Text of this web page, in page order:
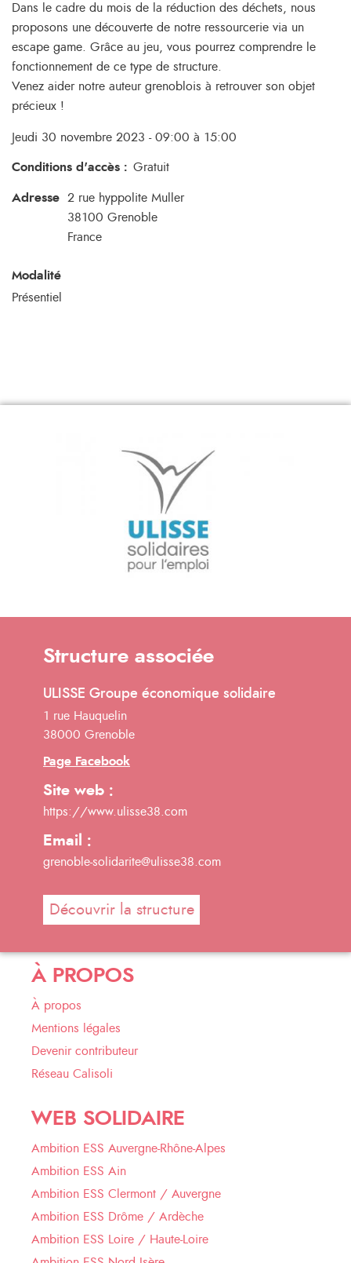
Dans le cadre du mois de la réduction des déchets, nous
proposons une découverte de notre ressourcerie via un
escape game. Grâce au jeu, vous pourrez comprendre le
fonctionnement de ce type de structure.
Venez aider notre auteur grenoblois à retrouver son objet
précieux !
Jeudi 30 novembre 2023 - 09:00 à 15:00
Conditions d'accès : Gratuit
Adresse
2 rue hyppolite Muller
38100 Grenoble
France
Modalité
Présentiel
Structure associée
ULISSE Groupe économique solidaire
1 rue Hauquelin
38000 Grenoble
Page Facebook
Site web :
https://www.ulisse38.com
Email :
grenoble-solidarite@ulisse38.com
Découvrir la structure
À PROPOS
À propos
Mentions légales
Devenir contributeur
Réseau Calisoli
WEB SOLIDAIRE
Ambition ESS Auvergne-Rhône-Alpes
Ambition ESS Ain
Ambition ESS Clermont / Auvergne
Ambition ESS Drôme / Ardèche
Ambition ESS Loire / Haute-Loire